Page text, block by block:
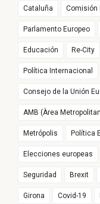
Cataluña Comisión
Parlamento Europeo
Educación Re-City
Política Internacional
Consejo de la Unión
AMB (Àrea
Metrópolis Política
Elecciones europeas
Seguridad Brexit
Girona Covid-19